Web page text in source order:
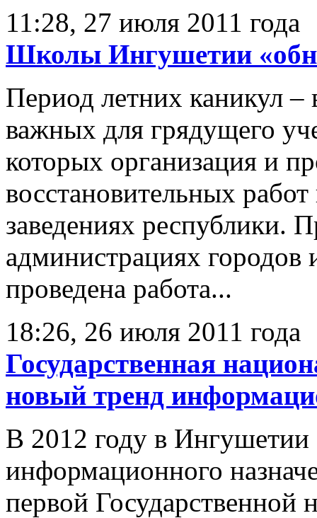
11:28, 27 июля 2011 года
Школы Ингушетии
Период летних каникул –
важных для грядущего
которых организация и
восстановительных
заведениях республики.
администрациях городов
проведена работа...
18:26, 26 июля 2011 года
Государственная
новый тренд
В 2012 году в Ингушетии
информационного
первой Государственной